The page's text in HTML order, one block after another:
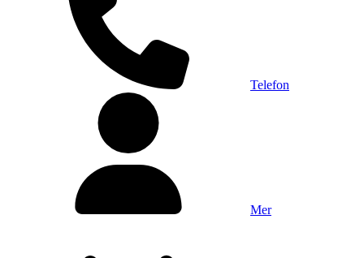
Telefon
Mer